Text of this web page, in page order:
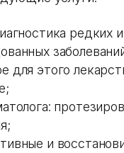
редких и
для этого
и